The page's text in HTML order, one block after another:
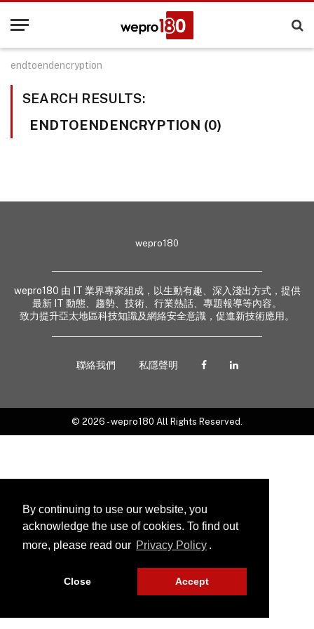
By continuing to use our website, you
acknowledge the use of cookies. To find out
more, please read our Privacy Policy .
Close Accept
endtoendencryption
SEARCH RESULTS:
ENDTOENDENCRYPTION (0)
wepro180
wepro180 由 IT 業界專家組成，以生動有趣、深入淺出方式，提供
最新 IT 動態、趨勢、技術、行業熱話、專題報導等內容。
致力提升亞太地區科技知識及網絡安全意識，促進新技術應用。
聯絡我們 私隱聲明
© 2026 - wepro180 All Rights Reserved.